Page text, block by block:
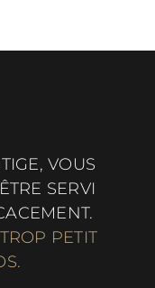
VOUS
SERVI
PETIT